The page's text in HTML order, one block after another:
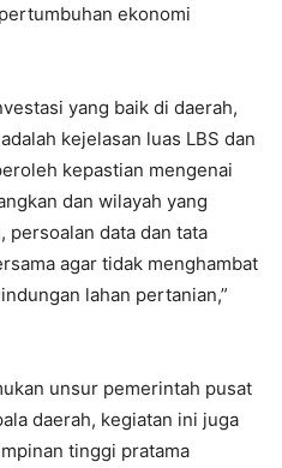
ekonomi
yang baik di daerah,
kejelasan luas LBS dan
kepastian mengenai
dan wilayah yang
persoalan data dan tata
agar tidak menghambat
lahan pertanian,”
unsur pemerintah pusat
daerah, kegiatan ini juga
tinggi pratama